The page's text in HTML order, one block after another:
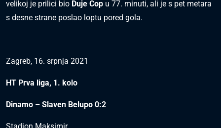
velikoj je prilici bio Duje Čop u 77. minuti, ali je s pet metara
s desne strane poslao loptu pored gola.
Zagreb, 16. srpnja 2021
HT Prva liga, 1. kolo
Dinamo – Slaven Belupo 0:2